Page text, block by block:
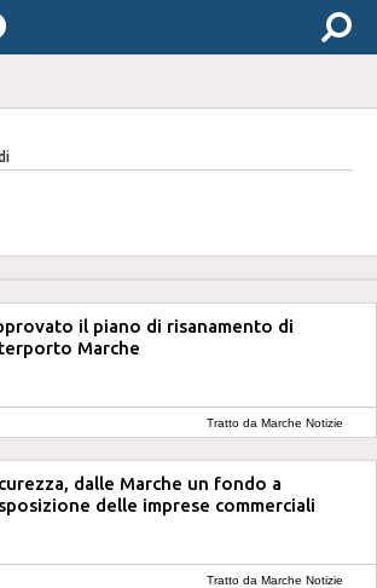
il piano di risanamento di
Marche
Tratto da Marche Notizie
dalle Marche un fondo a
delle imprese commerciali
Tratto da Marche Notizie